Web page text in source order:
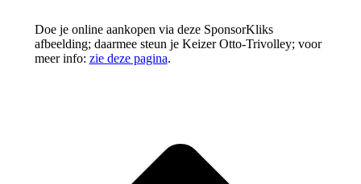
Doe je online aankopen via deze SponsorKliks
afbeelding; daarmee steun je Keizer Otto-Trivolley; voor
meer info: zie deze pagina.